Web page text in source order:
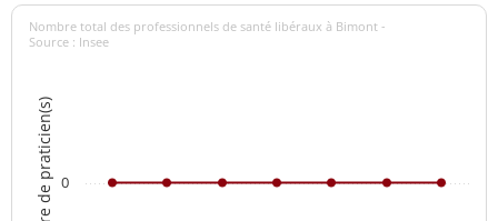
Nombre de praticien(s)
Nombre total des professionnels de santé libéraux à Bimont -
Source : Insee
0